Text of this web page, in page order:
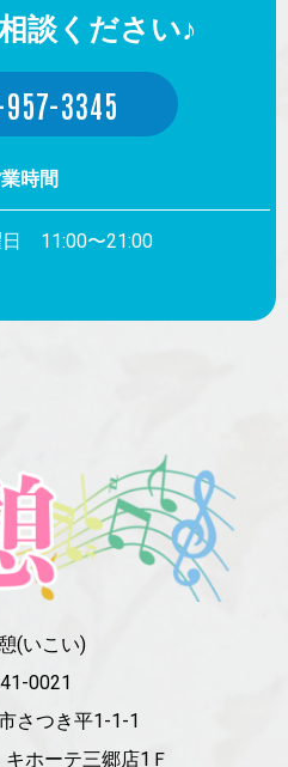
談ください♪
3345
時間
日 11:00〜21:00
(いこい)
0021
さつき平1-1-1
ホーテ三郷店1Ｆ